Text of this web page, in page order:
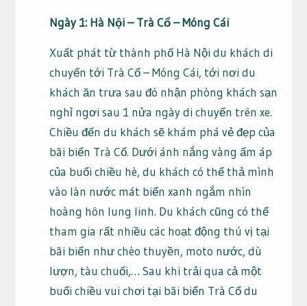
Ngày 1: Hà Nội – Trà Cổ – Móng Cái
Xuất phát từ thành phố Hà Nội du khách di
chuyển tới Trà Cổ – Móng Cái, tới nơi du
khách ăn trưa sau đó nhận phòng khách sạn
nghỉ ngơi sau 1 nửa ngày di chuyển trên xe.
Chiều đến du khách sẽ khám phá vẻ đẹp của
bãi biển Trà Cổ. Dưới ánh nắng vàng ấm áp
của buổi chiều hè, du khách có thể thả mình
vào làn nước mát biển xanh ngắm nhìn
hoàng hôn lung linh. Du khách cũng có thể
tham gia rất nhiều các hoạt động thú vị tại
bãi biển như chèo thuyền, moto nước, dù
lượn, tàu chuối,… Sau khi trải qua cả một
buổi chiều vui chơi tại bãi biển Trà Cổ du